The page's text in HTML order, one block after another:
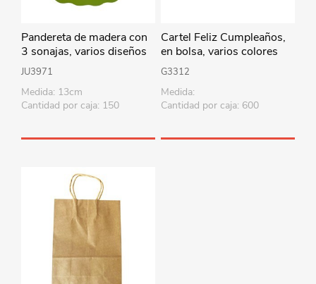
Pandereta de madera con
3 sonajas, varios diseños
JU3971
Medida: 13cm
Cantidad por caja: 150
Cartel Feliz Cumpleaños,
en bolsa, varios colores
G3312
Medida:
Cantidad por caja: 600